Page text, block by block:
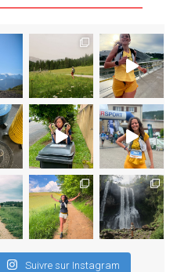
Suivre sur Instagram